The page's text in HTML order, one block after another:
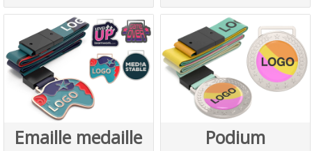
Emaille medaille Podium